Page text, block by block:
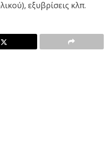
εξυβρίσεις κλπ.